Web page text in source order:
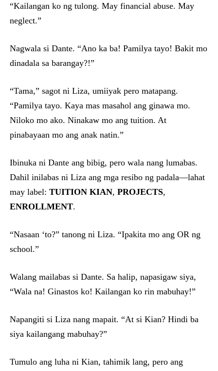
“Kailangan ko ng tulong. May financial abuse. May
neglect.”
Nagwala si Dante. “Ano ka ba! Pamilya tayo! Bakit mo
dinadala sa barangay?!”
“Tama,” sagot ni Liza, umiiyak pero matapang.
“Pamilya tayo. Kaya mas masahol ang ginawa mo.
Niloko mo ako. Ninakaw mo ang tuition. At
pinabayaan mo ang anak natin.”
Ibinuka ni Dante ang bibig, pero wala nang lumabas.
Dahil inilabas ni Liza ang mga resibo ng padala—lahat
may label: TUITION KIAN, PROJECTS,
ENROLLMENT.
“Nasaan ‘to?” tanong ni Liza. “Ipakita mo ang OR ng
school.”
Walang mailabas si Dante. Sa halip, napasigaw siya,
“Wala na! Ginastos ko! Kailangan ko rin mabuhay!”
Napangiti si Liza nang mapait. “At si Kian? Hindi ba
siya kailangang mabuhay?”
Tumulo ang luha ni Kian, tahimik lang, pero ang